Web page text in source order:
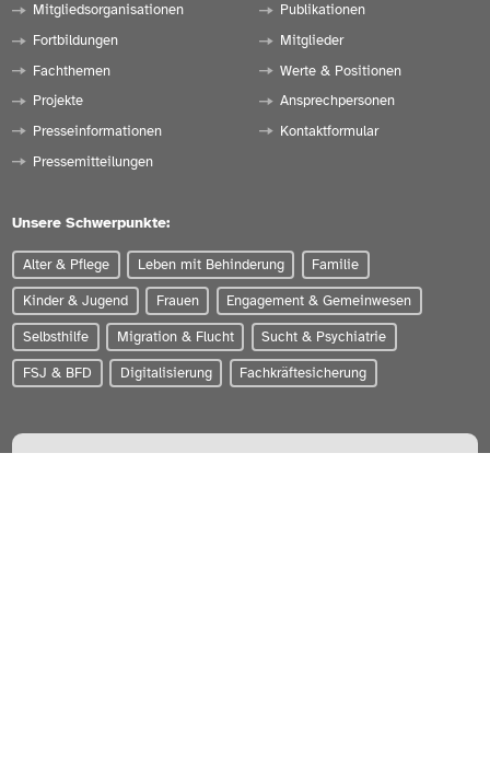
Mitgliedsorganisationen
Fortbildungen
Fachthemen
Projekte
Presseinformationen
Pressemitteilungen
Publikationen
Mitglieder
Werte & Positionen
Ansprechpersonen
Kontaktformular
Unsere Schwerpunkte:
Alter & Pflege Leben mit Behinderung Familie
Kinder & Jugend Frauen Engagement & Gemeinwesen
Selbsthilfe Migration & Flucht Sucht & Psychiatrie
FSJ & BFD Digitalisierung Fachkräftesicherung